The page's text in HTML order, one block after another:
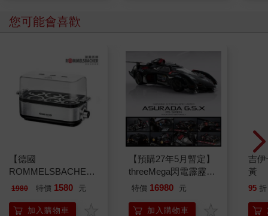
您可能會喜歡
【德國
ROMMELSBACHE諾
曼百赫】多功能煮蛋
ER600/ER-600
1980 特價 1580 元
加入購物車
【預購27年5月暫定】
threeMega閃電霹靂車
VA Hi-SPEC UNITED
SIREN 黑色限定
特價 16980 元
加入購物車
吉
黃
95 折